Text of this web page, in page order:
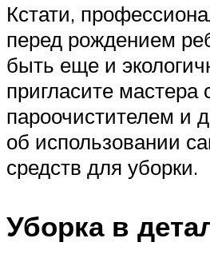
Кстати,
перед рождением
быть еще и
пригласите мастера
пароочистителем и
об использовании
средств для уборки.
Уборка в